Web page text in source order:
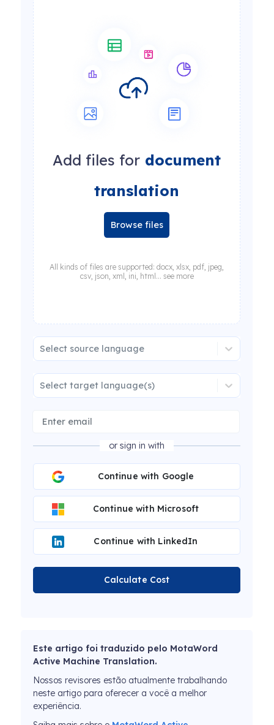
Add files for document
translation
Browse files
All kinds of files are supported: docx, xlsx, pdf, jpeg,
csv, json, xml, ini, html... see more
Select source language
Select target language(s)
or sign in with
Continue with Google
Continue with Microsoft
Continue with LinkedIn
Calculate Cost
Este artigo foi traduzido pelo MotaWord
Active Machine Translation.
Nossos revisores estão atualmente trabalhando
neste artigo para oferecer a você a melhor
experiência.